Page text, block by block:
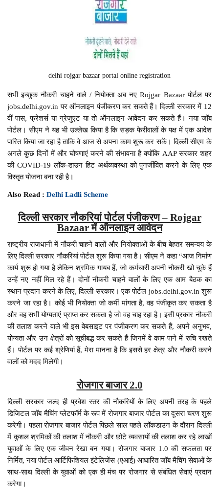
delhi rojgar bazaar portal online registration
सभी इच्छुक नौकरी चाहने वाले / नियोक्ता अब नए Rojgar Bazaar पोर्टल पर
jobs.delhi.gov.in पर ऑनलाइन पंजीकरण कर सकते हैं। दिल्ली सरकार में 12
वीं पास, फ्रेशर्स या ग्रेजुएट या तो ऑनलाइन आवेदन कर सकते हैं। नया जॉब
पोर्टल। सीएम ने यह भी उल्लेख किया है कि सड़क फेरीवालों के पक्ष में एक आदेश
पारित किया जा रहा है ताकि वे आज से अपना काम शुरू कर सकें। दिल्ली सीएम के
अगले कुछ दिनों में और घोषणाएं करने की संभावना है क्योंकि AAP सरकार शहर
की COVID-19 लॉक-डाउन हिट अर्थव्यवस्था को पुनर्जीवित करने के लिए एक
विस्तृत योजना बना रही है।
Also Read :Delhi Ladli Scheme
दिल्ली सरकार नौकरियां पोर्टल पंजीकरण – Rojgar
Bazaar में ऑनलाइन आवेदन
राष्ट्रीय राजधानी में नौकरी चाहने वालों और नियोक्ताओं के बीच बेहतर समन्वय के
लिए दिल्ली सरकार नौकरियां पोर्टल शुरू किया गया है। सीएम ने कहा “आज निर्माण
कार्य शुरू हो गया है लेकिन श्रमिक गायब हैं, जो कर्मचारी अपनी नौकरी खो चुके हैं
उन्हें नए नहीं मिल रहे हैं। दोनों नौकरी चाहने वालों के लिए एक आम बैठक का
स्थान प्रदान करने के लिए, दिल्ली सरकार। एक पोर्टल jobs.delhi.gov.in शुरू
करने जा रहा है। कोई भी नियोक्ता जो कर्मी मांगता है, वह पंजीकृत कर सकता है
और वह सभी योग्यताएं प्राप्त कर सकता है जो वह चाह रहा है। इसी प्रकार नौकरी
की तलाश करने वाले भी इस वेबसाइट पर पंजीकरण कर सकते हैं, अपने अनुभव,
योग्यता और उन क्षेत्रों को सूचीबद्ध कर सकते हैं जिनमें वे काम पाने में रुचि रखते
हैं। पोर्टल पर कई श्रेणियां हैं, मेरा मानना है कि इससे हर क्षेत्र और नौकरी करने
वालों को मदद मिलेगी।
रोजगार बाजार 2.0
दिल्ली सरकार जल्द ही प्रवेश स्तर की नौकरियों के लिए अपनी तरह के पहले
डिजिटल जॉब मैचिंग प्लेटफॉर्म के रूप में रोजगार बाजार पोर्टल का दूसरा चरण शुरू
करेगी। पहला रोजगार बाजार पोर्टल पिछले साल पहले लॉकडाउन के दौरान दिल्ली
में कुशल श्रमिकों की तलाश में नौकरी और छोटे व्यवसायों की तलाश कर रहे लाखों
युवाओं के लिए एक जीवन रेखा बन गया। रोजगार बाजार 1.0 की सफलता पर
निर्मित, नया पोर्टल आर्टिफिशियल इंटेलिजेंस (एआई) आधारित जॉब मैचिंग सेवाओं के
साथ-साथ दिल्ली के युवाओं को एक ही मंच पर रोजगार से संबंधित सेवाएं प्रदान
करेगा।